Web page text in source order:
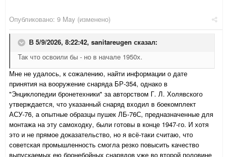
Опубликовано: 9 May (изменено)
В 5/9/2026, 8:22:42, sanitareugen сказал:
Так что освоили бы - но в начале 1950х.
Мне не удалось, к сожалению, найти информации о дате
принятия на вооружение снаряда БР-354, однако в
"Энциклопедии бронетехники" за авторством Г. Л. Холявского
утверждается, что указанный снаряд входил в боекомплект
АСУ-76, а опытные образцы пушек ЛБ-76С, предназначенные для
монтажа на эту самоходку, были готовы в конце 1947-го. И хотя
это и не прямое доказательство, но я всё-таки считаю, что
советская промышленность смогла резко повысить качество
выпускаемых ею бронебойных снарядов уже во второй половине